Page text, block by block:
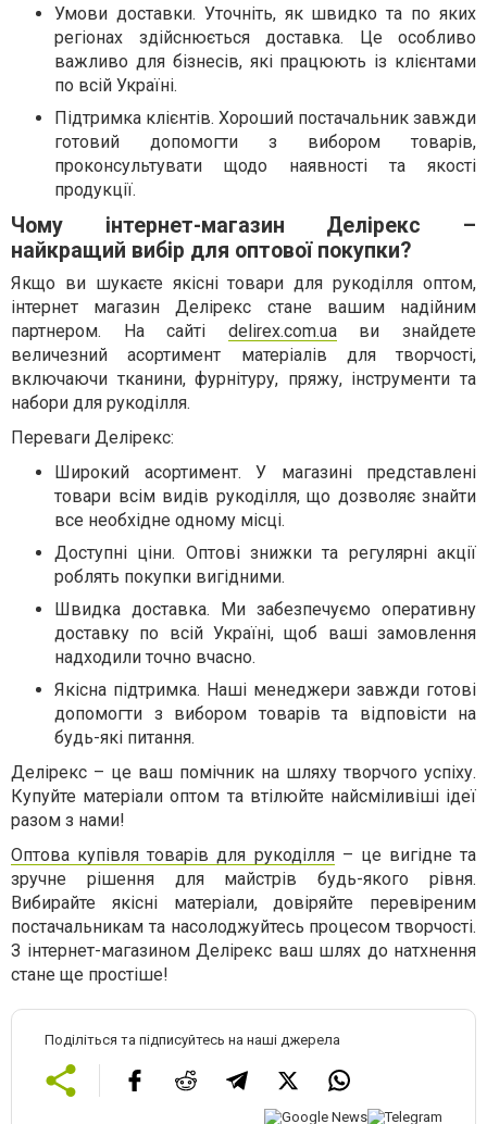
Умови доставки. Уточніть, як швидко та по яких
регіонах здійснюється доставка. Це особливо
важливо для бізнесів, які працюють із клієнтами
по всій Україні.
Підтримка клієнтів. Хороший постачальник завжди
готовий допомогти з вибором товарів,
проконсультувати щодо наявності та якості
продукції.
Чому інтернет-магазин Делірекс –
найкращий вибір для оптової покупки?
Якщо ви шукаєте якісні товари для рукоділля оптом,
інтернет магазин Делірекс стане вашим надійним
партнером. На сайті delirex.com.uaви знайдете
величезний асортимент матеріалів для творчості,
включаючи тканини, фурнітуру, пряжу, інструменти та
набори для рукоділля.
Переваги Делірекс:
Широкий асортимент. У магазині представлені
товари всім видів рукоділля, що дозволяє знайти
все необхідне одному місці.
Доступні ціни. Оптові знижки та регулярні акції
роблять покупки вигідними.
Швидка доставка. Ми забезпечуємо оперативну
доставку по всій Україні, щоб ваші замовлення
надходили точно вчасно.
Якісна підтримка. Наші менеджери завжди готові
допомогти з вибором товарів та відповісти на
будь-які питання.
Делірекс – це ваш помічник на шляху творчого успіху.
Купуйте матеріали оптом та втілюйте найсміливіші ідеї
разом з нами!
Оптова купівля товарів для рукоділля– це вигідне та
зручне рішення для майстрів будь-якого рівня.
Вибирайте якісні матеріали, довіряйте перевіреним
постачальникам та насолоджуйтесь процесом творчості.
З інтернет-магазином Делірекс ваш шлях до натхнення
стане ще простіше!
Поділіться та підписуйтесь на наші джерела